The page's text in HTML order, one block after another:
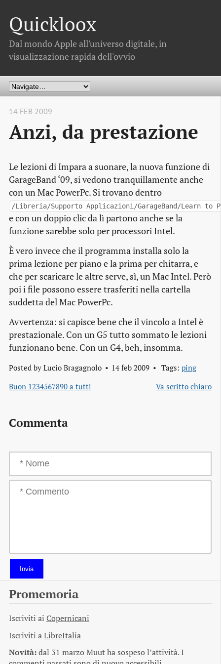
Quickloox
Dal mondo Apple all'universo digitale, in
visualizzazione rapida dell'ovvio
14 FEB 2009
Anzi, da prestazione
Le lezioni di Impara a suonare, la nuova funzione di
GarageBand ‘09, si vedono tranquillamente anche
con un Mac PowerPc. Si trovano dentro
/Libreria/Supporto Applicazioni/GarageBand/Learn to
e con un doppio clic da lì partono anche se la
funzione sarebbe solo per processori Intel.
È vero invece che il programma installa solo la
prima lezione per piano e la prima per chitarra, e
che per scaricare le altre serve, sì, un Mac Intel. Però
poi i file possono essere trasferiti nella cartella
suddetta del Mac PowerPc.
Avvertenza: si capisce bene che il vincolo a Intel è
prestazionale. Con un G5 tutto sommato le lezioni
funzionano bene. Con un G4, beh, insomma.
Posted by Lucio Bragagnolo 14 feb 2009 Tags: ping
Buon 1234567890 a tutti
Va scritto chiaro
Commenta
Invia
Promemoria
Iscriviti ai Copernicani
Iscriviti aLibreItalia
Novità:dal 31 marzo Muut ha sospeso l’attività. I